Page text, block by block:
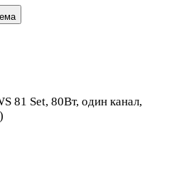
81 Set, 80Вт, один канал,